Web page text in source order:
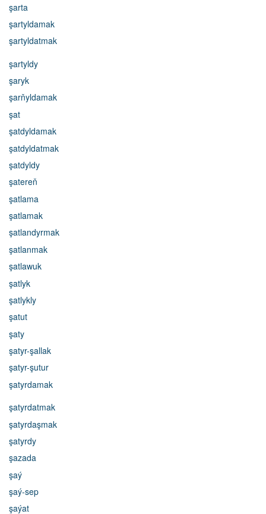
şarta
şartyldamak
şartyldatmak
şartyldy
şaryk
şarňyldamak
şat
şatdyldamak
şatdyldatmak
şatdyldy
şatereň
şatlama
şatlamak
şatlandyrmak
şatlanmak
şatlawuk
şatlyk
şatlykly
şatut
şaty
şatyr-şallak
şatyr-şutur
şatyrdamak
şatyrdatmak
şatyrdaşmak
şatyrdy
şazada
şaý
şaý-sep
şaýat